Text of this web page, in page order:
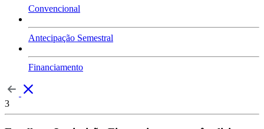
Convencional
Antecipação Semestral
Financiamento
3